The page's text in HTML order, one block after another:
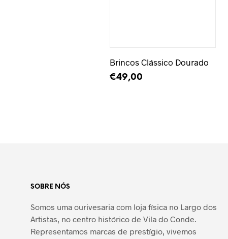
Brincos Clássico Dourado
€49,00
SOBRE NÓS
Somos uma ourivesaria com loja física no Largo dos
Artistas, no centro histórico de Vila do Conde.
Representamos marcas de prestígio, vivemos